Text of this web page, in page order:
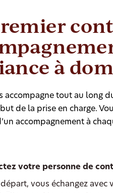
à
accompagne tout au long
de la prise en charge.
accompagnement à
votre personne de
départ, vous échangez